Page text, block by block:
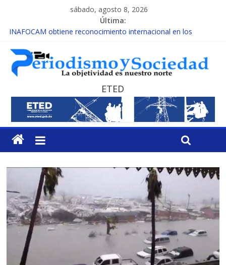
sábado, agosto 8, 2026
Última:
INAFOCAM obtiene reconocimiento internacional en los
15 de febrero de cada año es Día Nacional de la lucha contra el
cáncer infantil
EL ENFOQUE UNILATERAL DE LA COALICIÓN
MESCyT y Universidad Albizu apoyarán rehabilitación de
reclusos
MESCyT presenta calendario de Consulta Nacional por la
Educación
ETED